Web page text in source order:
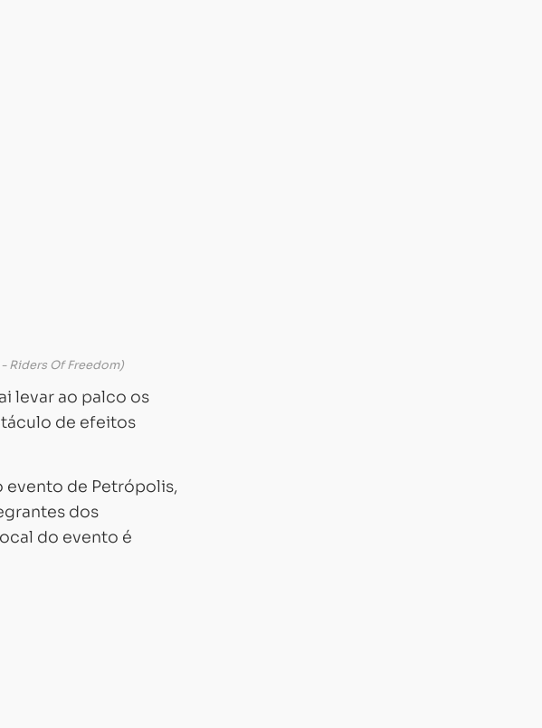
Riders Of Freedom)
levar ao palco os
de efeitos
evento de Petrópolis,
dos
do evento é